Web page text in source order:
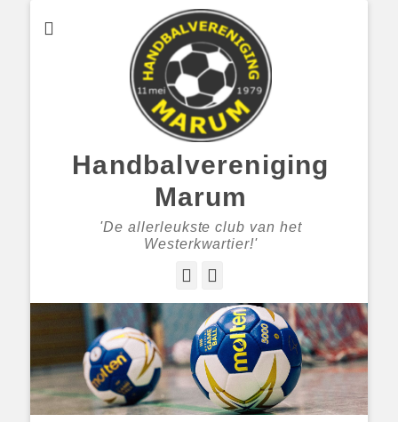
Handbalvereniging
Marum
'De allerleukste club van het
Westerkwartier!'
Facebook